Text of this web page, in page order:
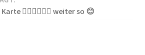
👍🏻👍🏻👍🏻 weiter so 😊